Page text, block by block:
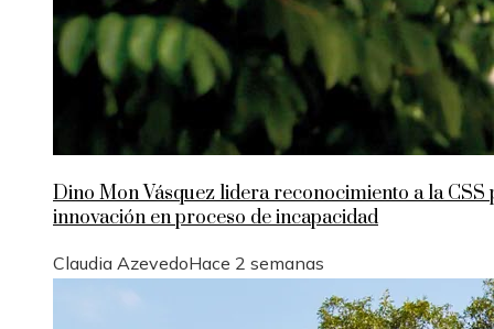
Dino Mon Vásquez lidera reconocimiento a la CSS
innovación en proceso de incapacidad
Claudia AzevedoHace 2 semanas